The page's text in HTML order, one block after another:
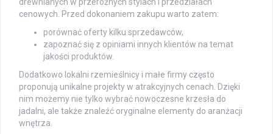
cenowych. Przed dokonaniem zakupu warto zatem:
porównać oferty kilku sprzedawców,
zapoznać się z opiniami innych klientów na temat
jakości produktów.
Dodatkowo lokalni rzemieślnicy i małe firmy często
proponują unikalne projekty w atrakcyjnych cenach. Dzięki
nim możemy nie tylko wybrać nowoczesne krzesła do
jadalni, ale także znaleźć oryginalne elementy do aranżacji
wnętrza.